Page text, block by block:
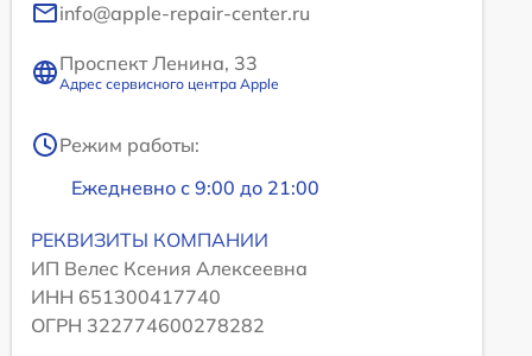
info@apple-repair-center.ru
Проспект Ленина, 33
Адрес сервисного центра Apple
Режим работы:
Ежедневно с 9:00 до 21:00
РЕКВИЗИТЫ КОМПАНИИ
ИП Велес Ксения Алексеевна
ИНН 651300417740
ОГРН 322774600278282